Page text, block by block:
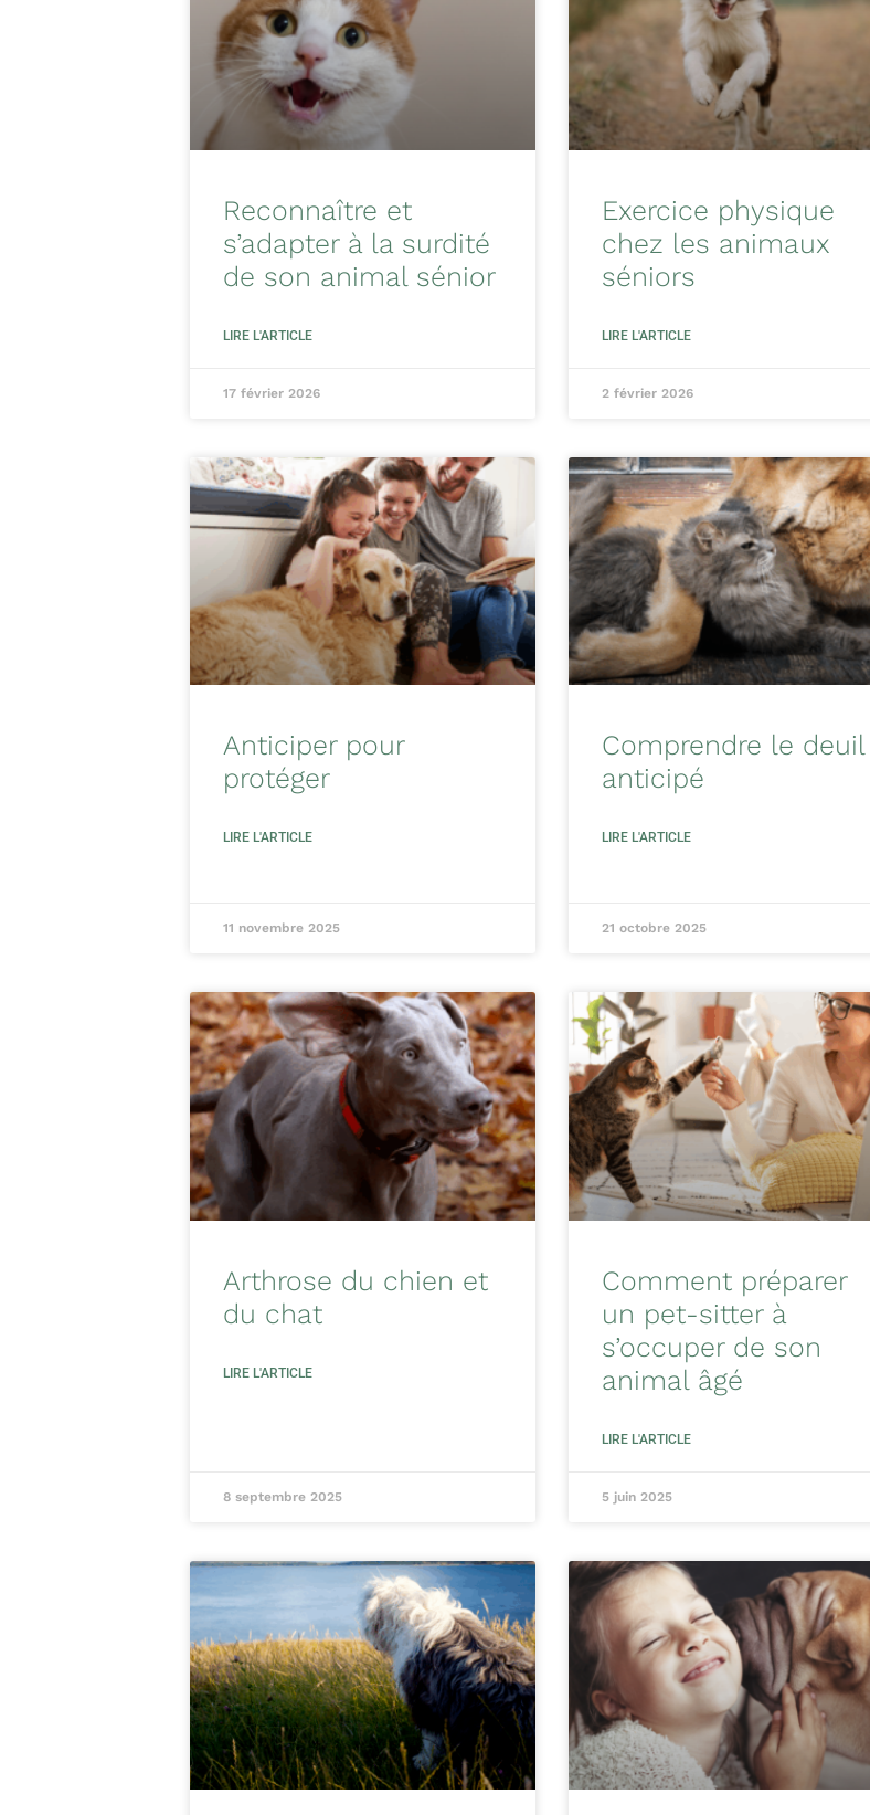
Reconnaître et
s’adapter à la surdité
de son animal sénior
LIRE L'ARTICLE
17 février 2026
Exercice physique
chez les animaux
séniors
LIRE L'ARTICLE
2 février 2026
Anticiper pour
protéger
LIRE L'ARTICLE
11 novembre 2025
Comprendre le deuil
anticipé
LIRE L'ARTICLE
21 octobre 2025
Arthrose du chien et
du chat
LIRE L'ARTICLE
8 septembre 2025
Comment préparer
un pet-sitter à
s’occuper de son
animal âgé
LIRE L'ARTICLE
5 juin 2025